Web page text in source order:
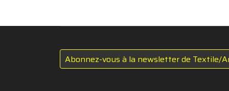
Abonnez-vous à la newsletter de Textile/